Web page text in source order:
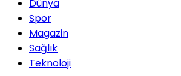
Dünya
Spor
Magazin
Sağlık
Teknoloji